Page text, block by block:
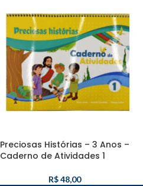
Preciosas Histórias – 3 Anos –
Caderno de Atividades 1
R$48,00